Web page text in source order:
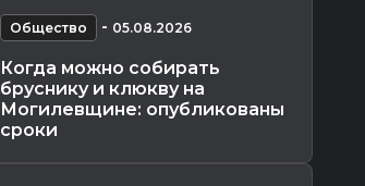
Общество - 05.08.2026
Когда можно собирать
бруснику и клюкву на
Могилевщине: опубликованы
сроки